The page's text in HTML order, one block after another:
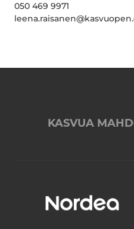
050 469 9971
KASVUA